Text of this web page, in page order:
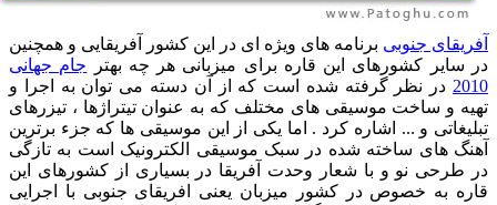
جنوبیبرنامه های ویژه ای در این کشور آفریقایی و همچنین
سایر کشورهای این قاره برای میزبانی هر چه بهتر
جام جهانی
در نظر گرفته شده است که از آن دسته می توان به اجرا و
و ساخت موسیقی های مختلف که به عنوان تیتراژها ، تیزرهای
و ... اشاره کرد . اما یکی از این موسیقی ها که جزء برترین
های ساخته شده در سبک موسیقی الکترونیک است به تازگی
طرحی نو و با شعار وحدت آفریقا در بسیاری از کشورهای این
به خصوص در کشور میزبان یعنی افریقای جنوبی با اجرایی